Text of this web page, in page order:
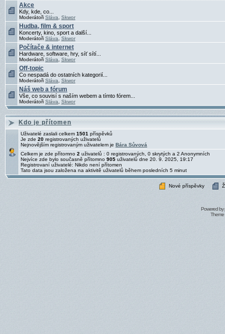
Akce
Kdy, kde, co...
Moderátoři Sláva Skwor
Hudba, film & sport
Koncerty, kino, sport a další...
Moderátoři Sláva Skwor
Počítače & internet
Hardware, software, hry, síť sítí...
Moderátoři Sláva Skwor
Off-topic
Co nespadá do ostatních kategorií...
Moderátoři Sláva Skwor
Náš web a fórum
Vše, co souvisí s naším webem a tímto fórem...
Moderátoři Sláva Skwor
Kdo je přítomen
Uživatelé zaslali celkem 1501 příspěvků
Je zde 20 registrovaných uživatelů
Nejnovějším registrovaným uživatelem je Bára Sůvová
Celkem je zde přítomno 2 uživatelů : 0 registrovaných, 0 skrytých a 2 Anonymních
Nejvíce zde bylo současně přítomno 905 uživatelů dne 20. 9. 2025, 19:17
Registrovaní uživatelé: Nikdo není přítomen
Tato data jsou založena na aktivitě uživatelů během posledních 5 minut
Nové příspěvky
Powered by
Theme